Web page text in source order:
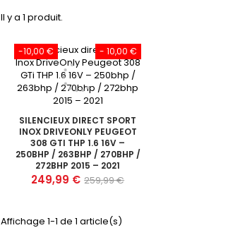
Il y a 1 produit.
- 10,00 €
-10,00 €
SILENCIEUX DIRECT SPORT
INOX DRIVEONLY PEUGEOT
308 GTI THP 1.6 16V –
250BHP / 263BHP / 270BHP /
272BHP 2015 – 2021
Prix
249,99 € Prix
base
259,99 €
Affichage 1-1 de 1 article(s)